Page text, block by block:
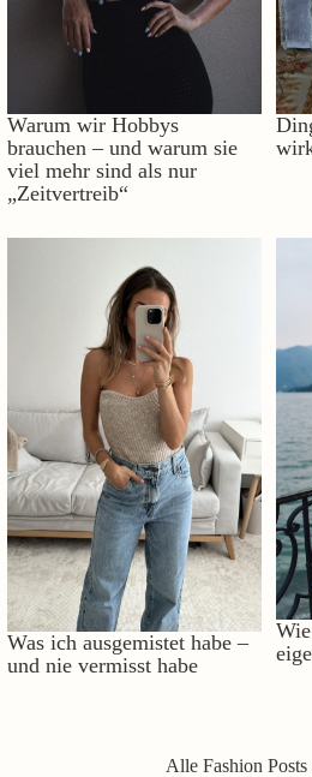
Warum wir Hobbys
brauchen – und warum sie
viel mehr sind als nur
„Zeitvertreib“
Was ich ausgemistet habe –
und nie vermisst habe
Alle Fashion Posts